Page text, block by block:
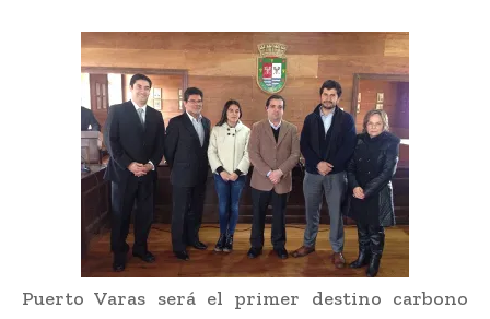
Puerto Varas será el primer destino carbono